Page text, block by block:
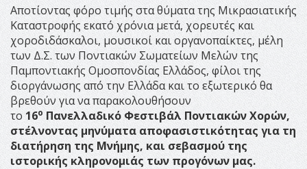
Αποτίοντας φόρο τιμής στα θύματα της Μικρασιατικής
Καταστροφής εκατό χρόνια μετά, χορευτές και
χοροδιδάσκαλοι, μουσικοί και οργανοπαίκτες, μέλη
των Δ.Σ. των Ποντιακών Σωματείων Μελών της
Παμποντιακής Ομοσπονδίας Ελλάδος, φίλοι της
διοργάνωσης από την Ελλάδα και το εξωτερικό θα
βρεθούν για να παρακολουθήσουν
το16οΠανελλαδικό Φεστιβάλ Ποντιακών Χορών,
στέλνοντας μηνύματα αποφασιστικότητας για τη
διατήρηση της Μνήμης, και σεβασμού της
ιστορικής κληρονομιάς των προγόνων μας.